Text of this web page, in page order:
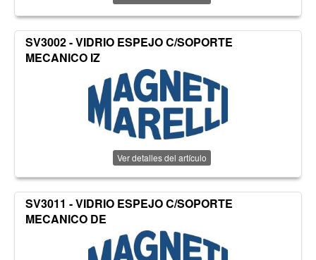
SV3002 - VIDRIO ESPEJO C/SOPORTE
MECANICO IZ
Ver detalles del artículo
SV3011 - VIDRIO ESPEJO C/SOPORTE
MECANICO DE